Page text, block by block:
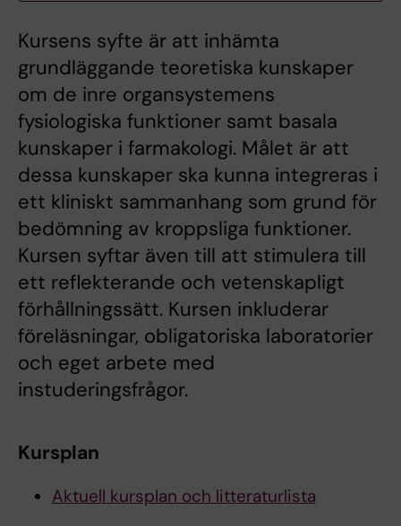
Kursens syfte är att inhämta
grundläggande teoretiska kunskaper
om de inre organsystemens
fysiologiska funktioner samt basala
kunskaper i farmakologi. Målet är att
dessa kunskaper ska kunna integreras i
ett kliniskt sammanhang som grund för
bedömning av kroppsliga funktioner.
Kursen syftar även till att stimulera till
ett reflekterande och vetenskapligt
förhållningssätt. Kursen inkluderar
föreläsningar, obligatoriska laboratorier
och eget arbete med
instuderingsfrågor.
Kursplan
Aktuell kursplan och litteraturlista